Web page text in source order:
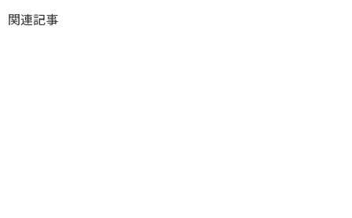
関連記事